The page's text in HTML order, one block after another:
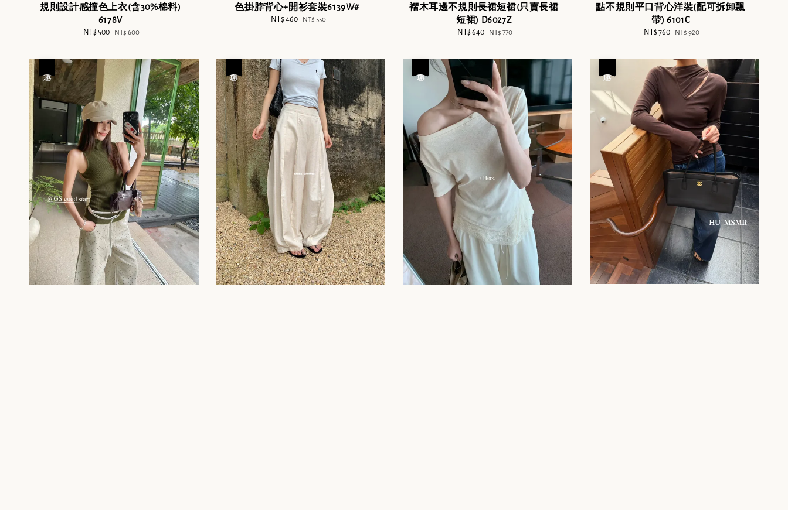
規則設計感撞色上衣(含30%棉料)
6178V
Sale
NT$ 500 Regular
NT$ 600
色掛脖背心+開衫套裝6139W#
Sale
NT$ 460 Regular
NT$ 550
褶木耳邊不規則長裙短裙(只賣長裙
短裙) D6027Z
Sale
NT$ 640 Regular
NT$ 770
點不規則平口背心洋裝(配可拆卸飄
帶) 6101C
Sale
NT$ 760 Regular
NT$ 920